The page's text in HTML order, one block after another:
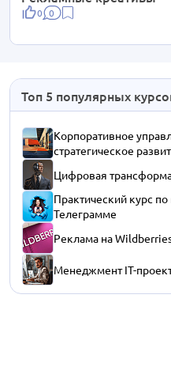
0 0
Топ 5 популярных
Корпоративное
стратегическое
Цифровая
Практический курс
Телеграмме
Реклама на
Менеджмент IT-